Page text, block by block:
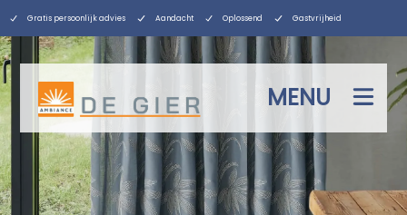
Gratis persoonlijk advies Aandacht Oplossend Gastvrijheid
MENU